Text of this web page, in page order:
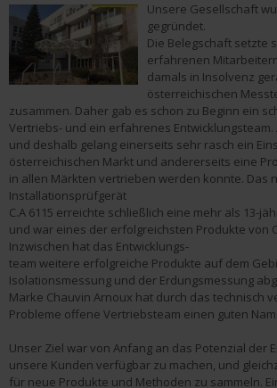
Unsere Gesellschaft
gegründet.
Die Belegschaft setzte
erfahrenen
damals in Insolvenz
österreichischen
zusammen. Daher gab es schon zu Beginn ein
Vertriebs- und ein erfahrenes
und deshalb gelang einerseits sehr rasch ein
österreichischen Markt und andererseits eine
in allen Märkten vertrieben werden konnte. Das
Installationsprüfgerät
C.A 6115 erreichte schließlich eine mehr als 13-
und war eines der erfolgreichsten Produkte von
Inzwischen hat das Entwicklungs-
team weitere erfolgreiche Produkte auf dem
Isolationsmessung und der Erdungsmessung
Marke Chauvin Arnoux hat durch das technisch
Probleme offene Vertriebsteam einen guten
Unser Ziel war von Anfang an das Potenzial der
unsere Kunden verfügbar zu machen, und
für neue Produkte und Methoden zu sammeln.